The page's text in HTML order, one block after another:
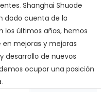
Shanghai Shuode
dado cuenta de la
los últimos años, hemos
mejoras y mejoras
desarrollo de nuevos
ocupar una posición